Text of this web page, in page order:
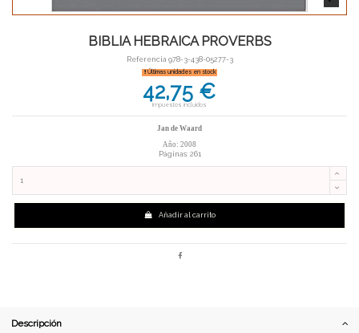
BIBLIA HEBRAICA PROVERBS
Referencia 978-3-438-05277-3
Últimas unidades en stock
42,75 €
Impuestos incluidos
Jan de Waard
Año: 2008
Páginas: 261
Añadir al carrito
Descripción